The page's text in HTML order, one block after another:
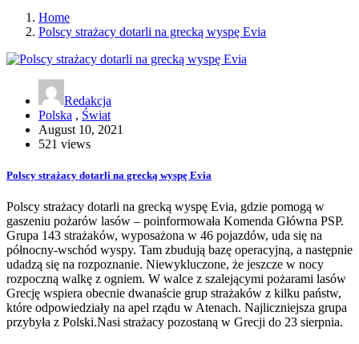
Home
Polscy strażacy dotarli na grecką wyspę Evia
Redakcja
Polska , Świat
August 10, 2021
521 views
Polscy strażacy dotarli na grecką wyspę Evia
Polscy strażacy dotarli na grecką wyspę Evia, gdzie pomogą w
gaszeniu pożarów lasów – poinformowała Komenda Główna PSP.
Grupa 143 strażaków, wyposażona w 46 pojazdów, uda się na
północny-wschód wyspy. Tam zbudują bazę operacyjną, a następnie
udadzą się na rozpoznanie. Niewykluczone, że jeszcze w nocy
rozpoczną walkę z ogniem. W walce z szalejącymi pożarami lasów
Grecję wspiera obecnie dwanaście grup strażaków z kilku państw,
które odpowiedziały na apel rządu w Atenach. Najliczniejsza grupa
przybyła z Polski.Nasi strażacy pozostaną w Grecji do 23 sierpnia.